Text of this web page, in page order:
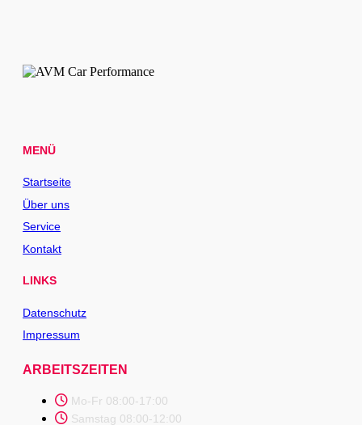
MENÜ
Startseite
Über uns
Service
Kontakt
LINKS
Datenschutz
Impressum
ARBEITSZEITEN
Mo-Fr 08:00-17:00
Samstag 08:00-12:00